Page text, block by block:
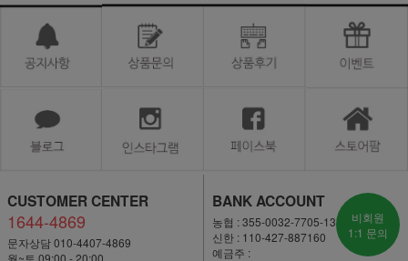
CUSTOMER CENTER
1644-4869
문자상담 010-4407-4869
월~토 09:00 - 20:00
BANK ACCOUNT
농협 : 355-0032-7705-13
신한 : 110-427-887160
예금주 :
비회원
1:1 문의